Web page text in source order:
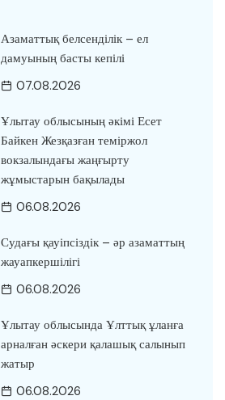
Азаматтық белсенділік – ел
дамуының басты кепілі
07.08.2026
Ұлытау облысының әкімі Есет
Байкен Жезқазған теміржол
вокзалындағы жаңғырту
жұмыстарын бақылады
06.08.2026
Судағы қауіпсіздік – әр азаматтың
жауапкершілігі
06.08.2026
Ұлытау облысында Ұлттық ұланға
арналған әскери қалашық салынып
жатыр
06.08.2026